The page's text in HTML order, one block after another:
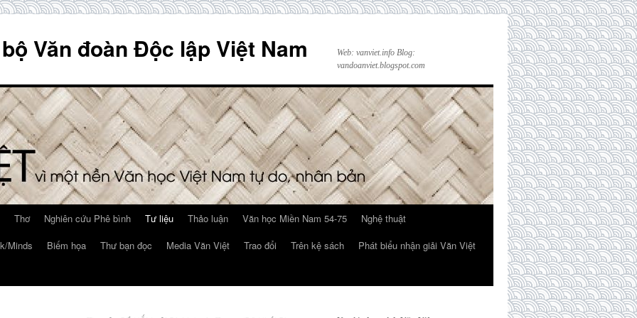
Văn đoàn Độc lập Việt Nam
Web: vanviet.info Blog:
vandoanviet.blogspot.com
Thơ Nghiên cứu Phê bình Tư liệu Thảo luận Văn học Miền Nam 54-75
Nghệ thuật
Minds Biếm họa Thư bạn đọc Media Văn Việt Trao đổi Trên kệ sách
Phát biểu nhận giải Văn Việt